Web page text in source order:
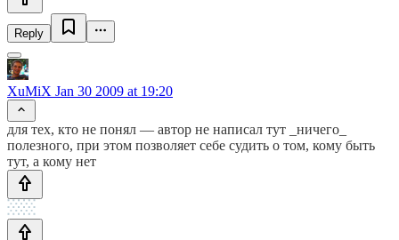
Reply
XuMiX Jan 30 2009 at 19:20
для тех, кто не понял — автор не написал тут _ничего_
полезного, при этом позволяет себе судить о том, кому быть
тут, а кому нет